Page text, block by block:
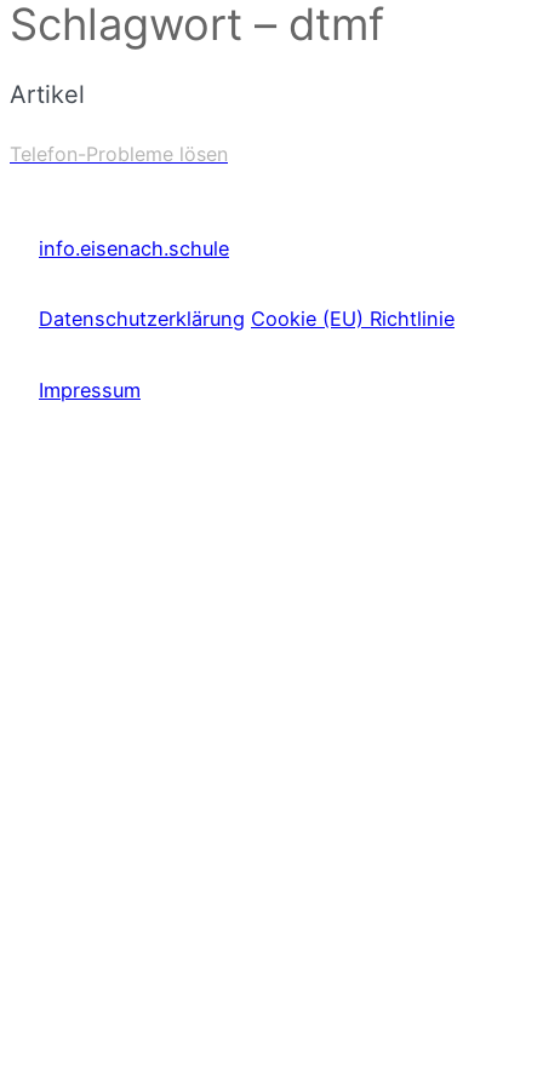
Schlagwort – dtmf
Artikel
Telefon-Probleme lösen
info.eisenach.schule
Datenschutzerklärung Cookie (EU) Richtlinie
Impressum